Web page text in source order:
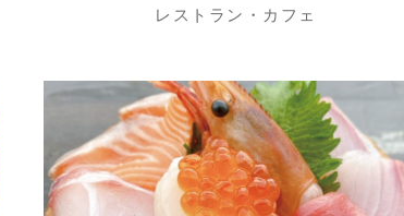
レストラン・カフェ